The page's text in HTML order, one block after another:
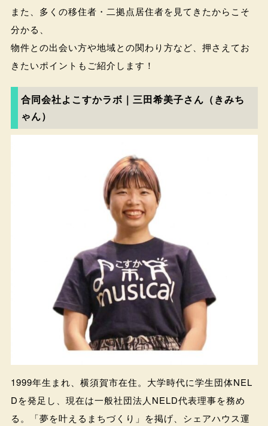
また、多くの移住者・二拠点居住者を見てきたからこそ
分かる、
物件との出会い方や地域との関わり方など、押さえてお
きたいポイントもご紹介します！
合同会社よこすかラボ｜三田希美子さん（きみち
ゃん）
1999年生まれ、横須賀市在住。大学時代に学生団体NEL
Dを発足し、現在は一般社団法人NELD代表理事を務め
る。「夢を叶えるまちづくり」を掲げ、シェアハウス運